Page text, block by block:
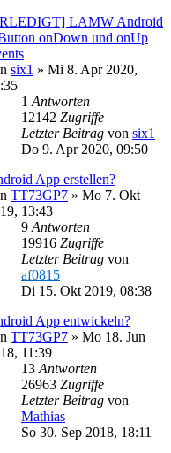
LAMW Android
onDown und onUp
six1 » Mi 8. Apr 2020,
1 Antworten
12142 Zugriffe
Letzter Beitrag von six1
Do 9. Apr 2020, 09:50
App erstellen?
TT73GP7 » Mo 7. Okt
13:43
9 Antworten
19916 Zugriffe
Letzter Beitrag von
af0815
Di 15. Okt 2019, 08:38
App entwickeln?
TT73GP7 » Mo 18. Jun
11:39
13 Antworten
26963 Zugriffe
Letzter Beitrag von
Mathias
So 30. Sep 2018, 18:11